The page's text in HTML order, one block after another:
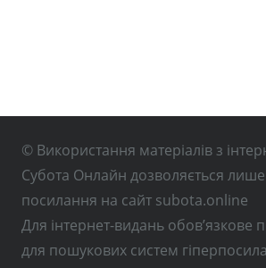
© Використання матеріалів з
Субота Онлайн дозволяється
посилання на сайт subota.online
Для інтернет-видань обов’язкове
для пошукових систем